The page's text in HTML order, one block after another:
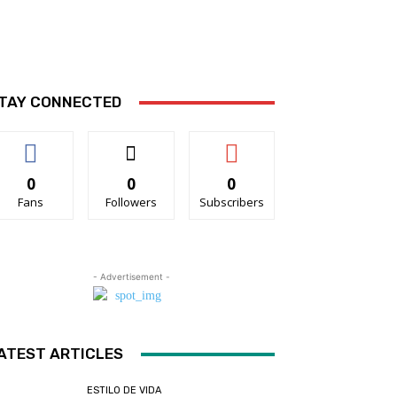
CONNECTED
0
Fans
0
Followers
0
Subscribers
- Advertisement -
ARTICLES
ESTILO DE VIDA